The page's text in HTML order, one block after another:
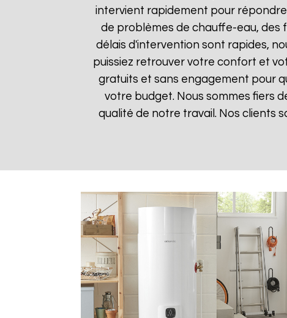
intervient rapidement pour
de problèmes de chauffe-eau, des
délais d'intervention sont rapides,
puissiez retrouver votre confort et
gratuits et sans engagement pour
votre budget. Nous sommes fiers
qualité de notre travail. Nos clients